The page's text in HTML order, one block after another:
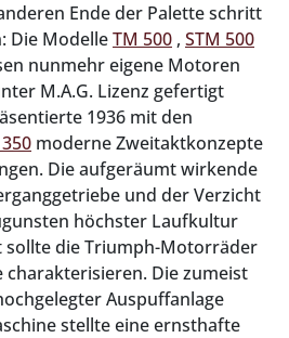
Ende der Palette schritt
Die ModelleTM 500 , STM 500
nunmehr eigene Motoren
M.A.G. Lizenz gefertigt
1936 mit den
moderne Zweitaktkonzepte
Die aufgeräumt wirkende
und der Verzicht
höchster Laufkultur
die Triumph-Motorräder
charakterisieren. Die zumeist
Auspuffanlage
stellte eine ernsthafte